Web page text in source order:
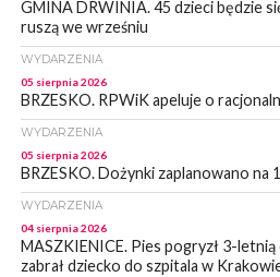
GMINA DRWINIA. 45 dzieci będzie
ruszą we wrześniu
WYDARZENIA
05 sierpnia 2026
BRZESKO. RPWiK apeluje o
WYDARZENIA
05 sierpnia 2026
BRZESKO. Dożynki zaplanowano na
WYDARZENIA
04 sierpnia 2026
MASZKIENICE. Pies pogryzł 3-
zabrał dziecko do szpitala w